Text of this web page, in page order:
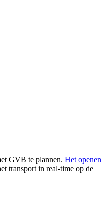
GVB te plannen. Het openen
transport in real-time op de